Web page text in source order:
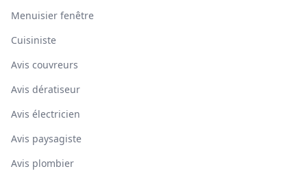
Menuisier fenêtre
Cuisiniste
Avis couvreurs
Avis dératiseur
Avis électricien
Avis paysagiste
Avis plombier